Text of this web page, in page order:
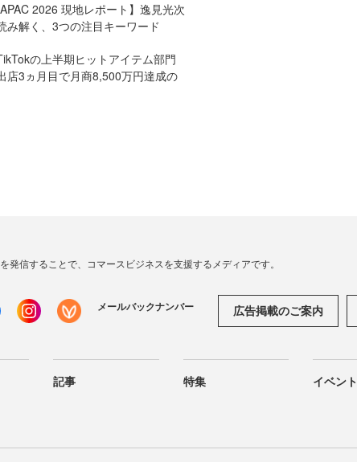
APAC 2026 現地レポート】逸見光次
み解く、3つの注目キーワード
の上半期ヒットアイテム部門
店3ヵ月目で月商8,500万円達成の
信することで、コマースビジネスを支援するメディアです。
メールバックナンバー 広告掲載のご案内
記事 特集 イベント